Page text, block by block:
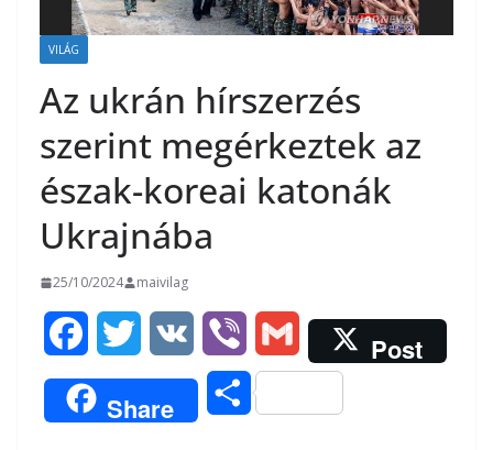
VILÁG
Az ukrán hírszerzés
szerint megérkeztek az
észak-koreai katonák
Ukrajnába
25/10/2024 maivilag
a
c
w
i
K
i
b
m
a
Post
Share
O